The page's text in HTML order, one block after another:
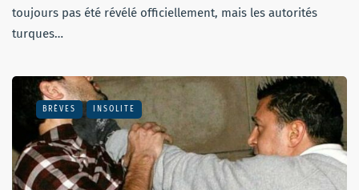
toujours pas été révélé officiellement, mais les autorités
turques…
BRÈVES INSOLITE